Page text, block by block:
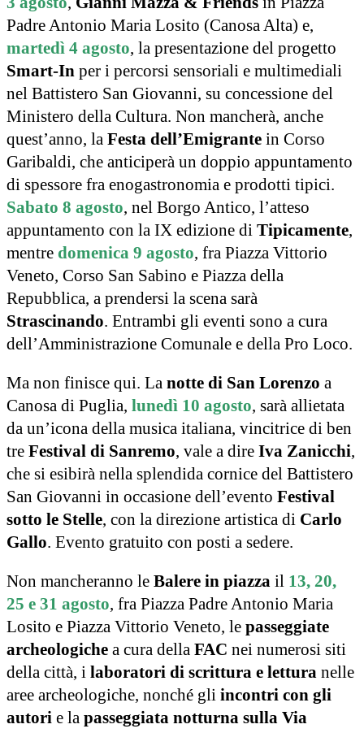
Padre Antonio Maria Losito (Canosa Alta) e,
martedì 4 agosto, la presentazione del progetto
Smart-In per i percorsi sensoriali e multimediali
nel Battistero San Giovanni, su concessione del
Ministero della Cultura. Non mancherà, anche
quest’anno, la Festa dell’Emigrante in Corso
Garibaldi, che anticiperà un doppio appuntamento
di spessore fra enogastronomia e prodotti tipici.
Sabato 8 agosto, nel Borgo Antico, l’atteso
appuntamento con la IX edizione di Tipicamente,
mentre domenica 9 agosto, fra Piazza Vittorio
Veneto, Corso San Sabino e Piazza della
Repubblica, a prendersi la scena sarà
Strascinando. Entrambi gli eventi sono a cura
dell’Amministrazione Comunale e della Pro Loco.
Ma non finisce qui. La notte di San Lorenzo a
Canosa di Puglia, lunedì 10 agosto, sarà allietata
da un’icona della musica italiana, vincitrice di ben
tre Festival di Sanremo, vale a dire Iva Zanicchi,
che si esibirà nella splendida cornice del Battistero
San Giovanni in occasione dell’evento Festival
sotto le Stelle, con la direzione artistica di Carlo
Gallo. Evento gratuito con posti a sedere.
Non mancheranno le Balere in piazza il 13, 20,
25 e 31 agosto, fra Piazza Padre Antonio Maria
Losito e Piazza Vittorio Veneto, le passeggiate
archeologiche a cura della FAC nei numerosi siti
della città, i laboratori di scrittura e lettura nelle
aree archeologiche, nonché gli incontri con gli
autori e la passeggiata notturna sulla Via